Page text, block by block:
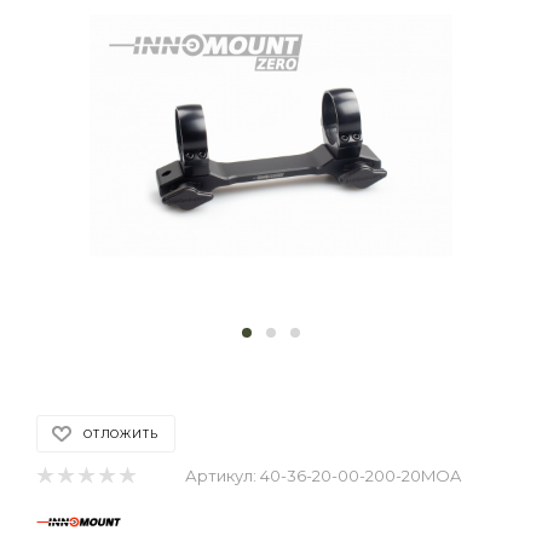
ОТЛОЖИТЬ
Артикул: 40-36-20-00-200-20MOA